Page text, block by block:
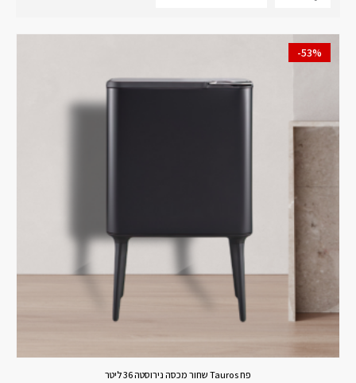
-53%
פח Tauros שחור מכסה נירוסטה 36 ליטר